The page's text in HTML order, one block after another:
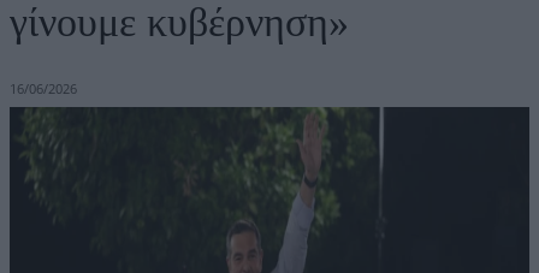
γίνουμε κυβέρνηση»
16/06/2026